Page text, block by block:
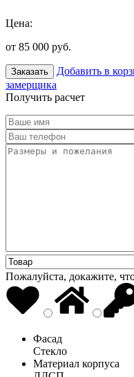
Цена:
от 85 000 руб.
Заказать Добавить в
замерщика
Получить расчет
Пожалуйста, докажите,
Фасад
Стекло
Материал корпуса